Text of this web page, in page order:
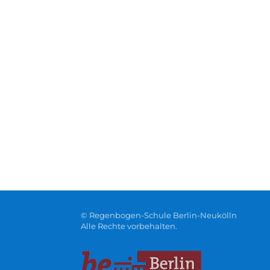
© Regenbogen-Schule Berlin-Neukölln
Alle Rechte vorbehalten.